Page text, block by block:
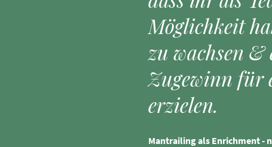
Möglichkeit
zu wachsen &
Zugewinn für
erzielen.
Mantrailing als Enrichment -